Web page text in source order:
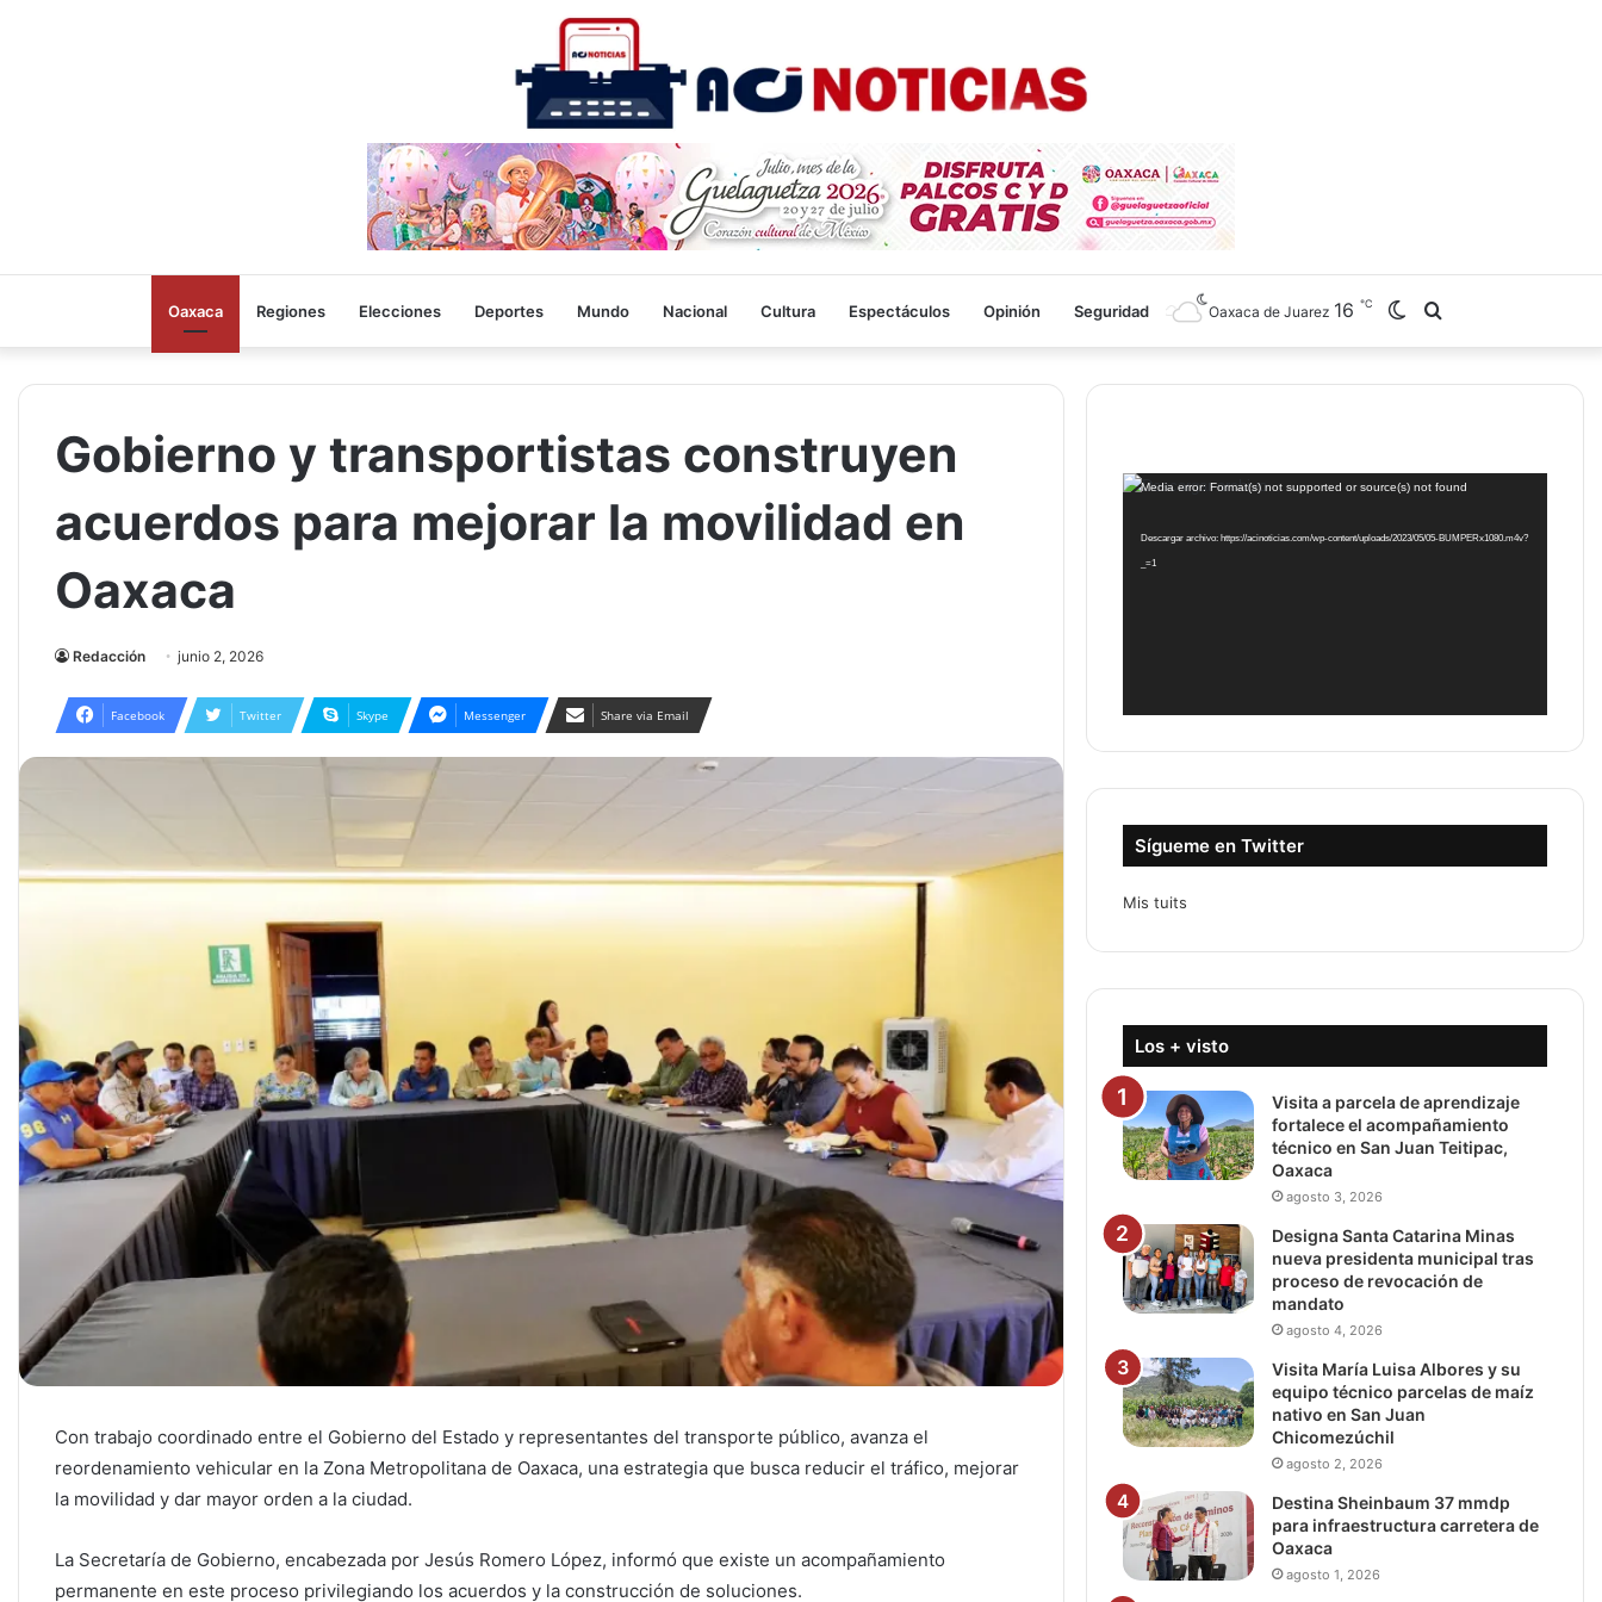
Oaxaca Regiones Elecciones Deportes Mundo Nacional Cultura Espectáculos Opinión Seguridad
for
Switch
skin
Oaxaca de Juarez 16 ℃
Gobierno y transportistas construyen
acuerdos para mejorar la movilidad en
Oaxaca
Redacción junio 2, 2026
Facebook Twitter Skype Messenger Share via Email
Con trabajo coordinado entre el Gobierno del Estado y representantes del transporte público, avanza el
reordenamiento vehicular en la Zona Metropolitana de Oaxaca, una estrategia que busca reducir el tráfico, mejorar
la movilidad y dar mayor orden a la ciudad.
La Secretaría de Gobierno, encabezada por Jesús Romero López, informó que existe un acompañamiento
permanente en este proceso privilegiando los acuerdos y la construcción de soluciones.
Reproductor
vídeo
Media error: Format(s) not supported or source(s) not found
Descargar archivo: https://acinoticias.com/wp-content/uploads/2023/05/05-BUMPERx1080.m4v?
_=1
Sígueme en Twitter
Mis tuits
Los + visto
Visita a parcela de aprendizaje
fortalece el acompañamiento
técnico en San Juan Teitipac,
Oaxaca
agosto 3, 2026
Designa Santa Catarina Minas
nueva presidenta municipal tras
proceso de revocación de
mandato
agosto 4, 2026
Visita María Luisa Albores y su
equipo técnico parcelas de maíz
nativo en San Juan
Chicomezúchil
agosto 2, 2026
Destina Sheinbaum 37 mmdp
para infraestructura carretera de
Oaxaca
agosto 1, 2026